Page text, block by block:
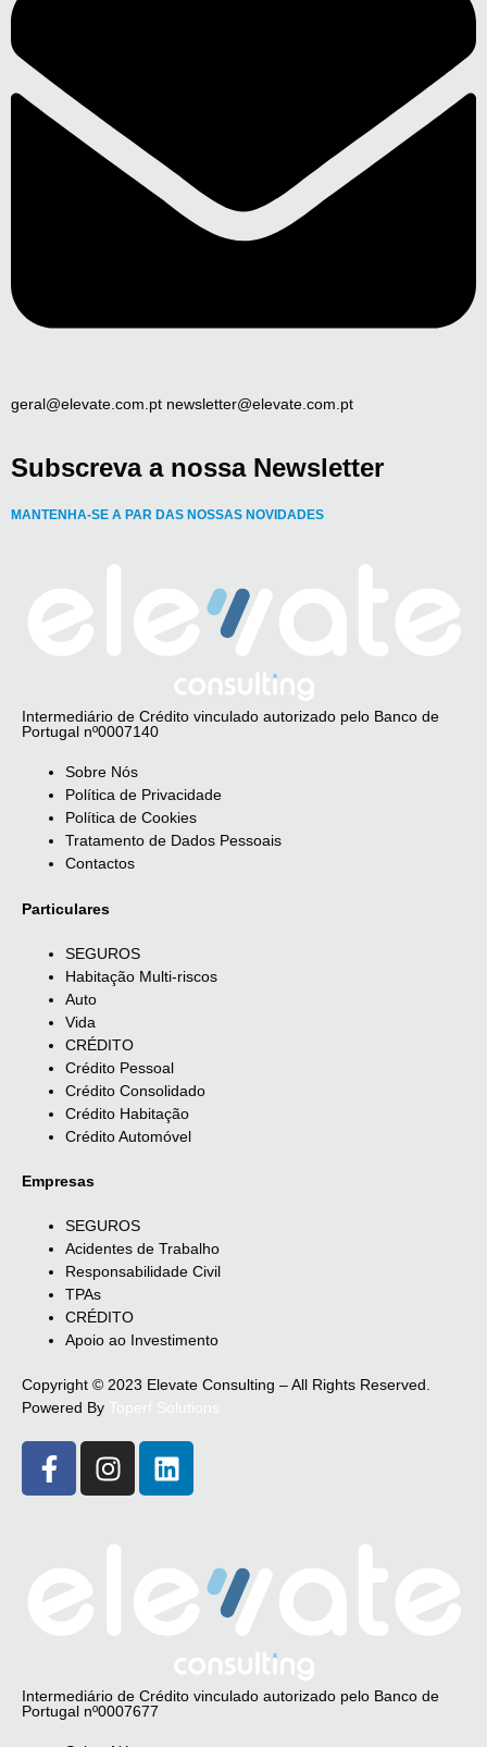
geral@elevate.com.pt newsletter@elevate.com.pt
Subscreva a nossa Newsletter
MANTENHA-SE A PAR DAS NOSSAS NOVIDADES
Intermediário de Crédito vinculado autorizado pelo Banco de
Portugal nº0007140
Sobre Nós
Política de Privacidade
Política de Cookies
Tratamento de Dados Pessoais
Contactos
Particulares
SEGUROS
Habitação Multi-riscos
Auto
Vida
CRÉDITO
Crédito Pessoal
Crédito Consolidado
Crédito Habitação
Crédito Automóvel
Empresas
SEGUROS
Acidentes de Trabalho
Responsabilidade Civil
TPAs
CRÉDITO
Apoio ao Investimento
Copyright © 2023 Elevate Consulting – All Rights Reserved.
Powered By
Intermediário de Crédito vinculado autorizado pelo Banco de
Portugal nº0007677